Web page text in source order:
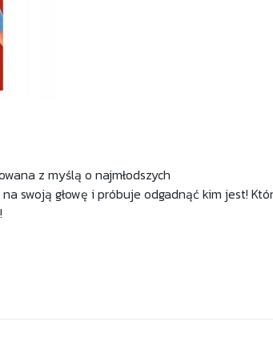
z myślą o najmłodszych
swoją głowę i próbuje odgadnąć kim jest!